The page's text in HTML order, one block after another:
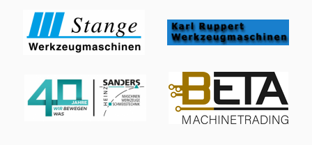
Umgebungstemperatur: max. 45 °C - Öltemperatur: max.
55 °C - Anzahl Zylinder: 1 ==== Elektrik - Hauptversorgung:
400 V AC - Steuerungsspannung: 24 V DC - Frequenz: 50 Hz
30 kW ==== Weitere Angaben - Thermischer
Arbeitsbereich: 80 – 120 °C - Bedienseiten: 3 -
Schalldruckpegel: max. 78 dB(A) - Minimale Hallenhöhe:
5.000 mm ===== Dwsdpfx Afsh Agnujmja Richtarbeiten,
2550 mm Gewicht: ca. 6-Tonnen Zubehör: 1-Satz
Werkzeuge: 1-Oberwerkzeugstempel: 120 mm 1-
segmentierte Matrize: V50, V35, V22, V16 Zustand: sehr
Betriebsstunden Der Verkäufer haftet nicht für Schreib
oder Datenübermittlungsfehler. Die Maschine ist in Optik,
Technik und Verschleiß dem Alter entsprechend;
gebrauchte Maschinen werden ohne jegliche